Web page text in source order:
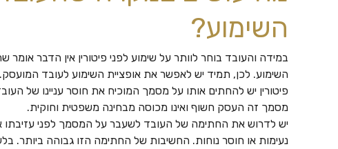
השימוע?
במידה והעובד בוחר לוותר על שימוע לפני פיטורין אין הדבר
השימוע. לכן, תמיד יש לאפשר את אופציית השימוע לעובד
פיטורין יש להחתים אותו על מסמך המוכיח את חוסר עניינו של
מסמך זה העסק חשוף ואינו מכוסה מבחינה משפטית וחוקית.
יש לדרוש את החתימה של העובד לשעבר על המסמך לפני עזיבתו
נעימות או חוסר נוחות. החשיבות של החתימה הזו גבוהה ביותר.